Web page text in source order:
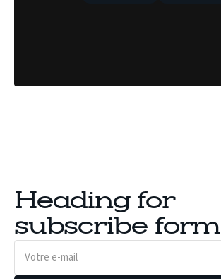
Heading for
subscribe form
Votre
mail